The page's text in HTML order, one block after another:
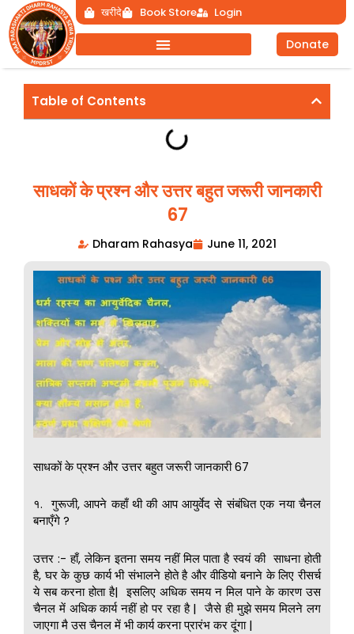
Skip
to
content
खरीदे Book Store Login
Donate
Table of Contents
साधकों के प्रश्न और उत्तर बहुत जरूरी जानकारी
67
Dharam Rahasya June 11, 2021
साधकों के प्रश्न और उत्तर बहुत जरूरी जानकारी 67
१. गुरूजी, आपने कहाँ थी की आप आयुर्वेद से संबंधित एक नया चैनल
बनाएँगे ?
उत्तर :- हाँ, लेकिन इतना समय नहीं मिल पाता है स्वयं की साधना होती
है, घर के कुछ कार्य भी संभालने होते है और वीडियो बनाने के लिए रीसर्च
ये सब करना होता है| इसलिए अधिक समय न मिल पाने के कारण उस
चैनल में अधिक कार्य नहीं हो पर रहा है | जैसे ही मुझे समय मिलने लग
जाएगा मै उस चैनल में भी कार्य करना प्रारंभ कर दूंगा |